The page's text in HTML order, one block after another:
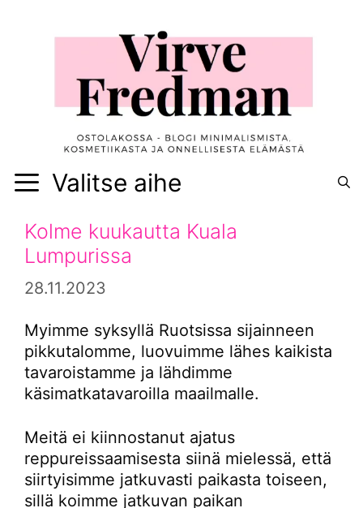
Valitse aihe
Kolme kuukautta Kuala
Lumpurissa
28.11.2023
Myimme syksyllä Ruotsissa sijainneen
pikkutalomme, luovuimme lähes kaikista
tavaroistamme ja lähdimme
käsimatkatavaroilla maailmalle.
Meitä ei kiinnostanut ajatus
reppureissaamisesta siinä mielessä, että
siirtyisimme jatkuvasti paikasta toiseen,
sillä koimme jatkuvan paikan